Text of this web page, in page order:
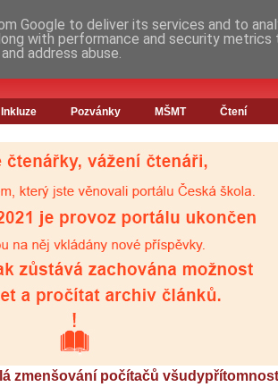
Inkluze Pozvánky MŠMT Čtení
zmenšování počítačů všudypřítomnost
Google to deliver its services and to
with performance and security
address abuse.